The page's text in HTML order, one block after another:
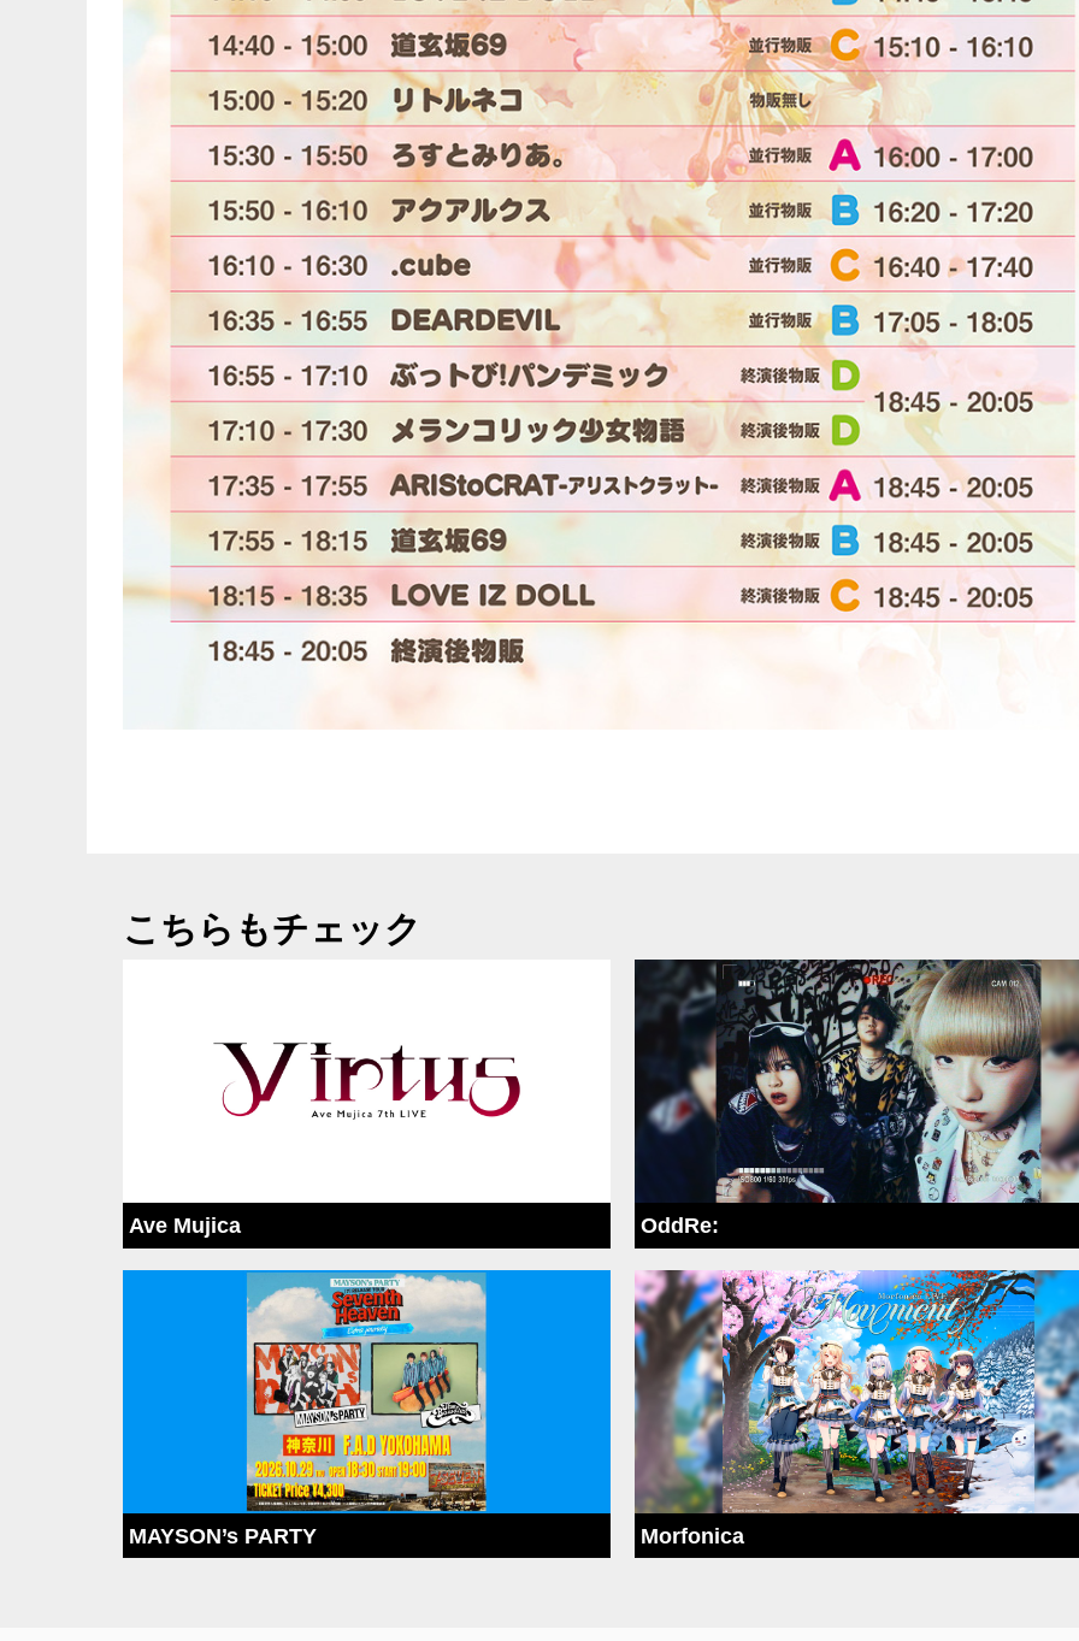
こちらもチェック
Ave Mujica OddRe:
MAYSON’s PARTY Morfonica